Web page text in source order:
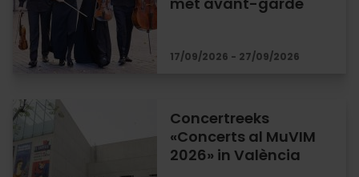
17/09/2026 - 27/09/2026
Concertreeks
«Concerts al MuVIM
2026» in València